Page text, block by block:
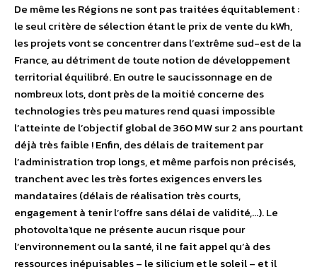
De même les Régions ne sont pas traitées équitablement :
le seul critère de sélection étant le prix de vente du kWh,
les projets vont se concentrer dans l’extrême sud-est de la
France, au détriment de toute notion de développement
territorial équilibré. En outre le saucissonnage en de
nombreux lots, dont près de la moitié concerne des
technologies très peu matures rend quasi impossible
l’atteinte de l’objectif global de 360 MW sur 2 ans pourtant
déjà très faible ! Enfin, des délais de traitement par
l’administration trop longs, et même parfois non précisés,
tranchent avec les très fortes exigences envers les
mandataires (délais de réalisation très courts,
engagement à tenir l’offre sans délai de validité,…). Le
photovoltaïque ne présente aucun risque pour
l’environnement ou la santé, il ne fait appel qu’à des
ressources inépuisables – le silicium et le soleil – et il